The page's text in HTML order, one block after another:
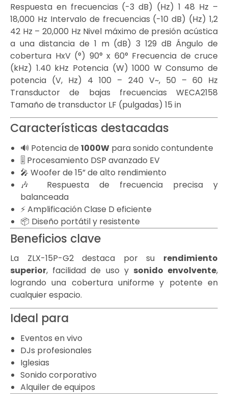
Respuesta en frecuencias (-3 dB) (Hz) 1 48 Hz –
18,000 Hz Intervalo de frecuencias (-10 dB) (Hz) 1,2
42 Hz – 20,000 Hz Nivel máximo de presión acústica
a una distancia de 1 m (dB) 3 129 dB Ángulo de
cobertura HxV (°) 90° x 60° Frecuencia de cruce
(kHz) 1.40 kHz Potencia (W) 1000 W Consumo de
potencia (V, Hz) 4 100 – 240 V~, 50 – 60 Hz
Transductor de bajas frecuencias WECA2158
Tamaño de transductor LF (pulgadas) 15 in
Características destacadas
🔊 Potencia de 1000W para sonido contundente
🎚️ Procesamiento DSP avanzado EV
🎤 Woofer de 15” de alto rendimiento
🎶 Respuesta de frecuencia precisa y
balanceada
⚡ Amplificación Clase D eficiente
📦 Diseño portátil y resistente
Beneficios clave
La ZLX-15P-G2 destaca por su rendimiento
superior, facilidad de uso y sonido envolvente,
logrando una cobertura uniforme y potente en
cualquier espacio.
Ideal para
Eventos en vivo
DJs profesionales
Iglesias
Sonido corporativo
Alquiler de equipos